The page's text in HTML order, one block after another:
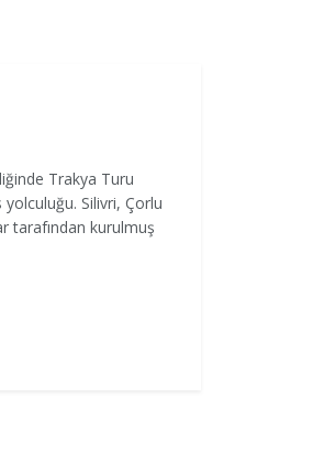
Trakya Turu
Silivri, Çorlu
tarafından kurulmuş